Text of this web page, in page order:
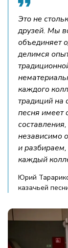
Это не
друзей. Мы
объединяет
делимся
каждого
традиций на
песня имеет
независимо
и
каждый
Юрий
казачьей